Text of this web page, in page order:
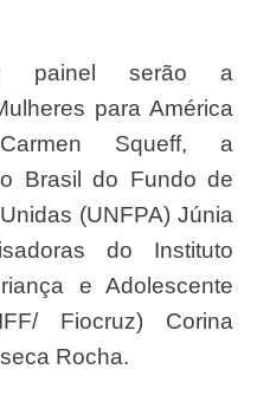
para América
Squeff, a
Brasil do Fundo de
(UNFPA) Júnia
do Instituto
e Adolescente
Fiocruz) Corina
Rocha.